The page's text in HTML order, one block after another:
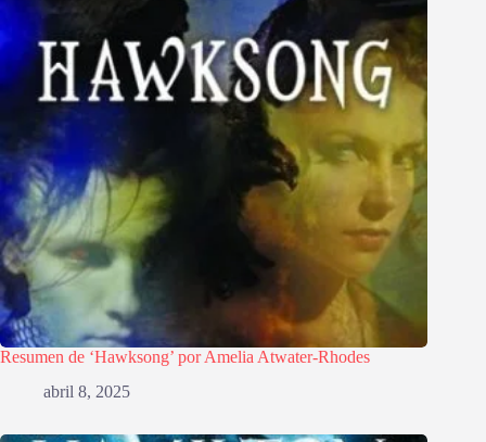
Resumen de ‘Hawksong’ por Amelia Atwater-Rhodes
abril 8, 2025